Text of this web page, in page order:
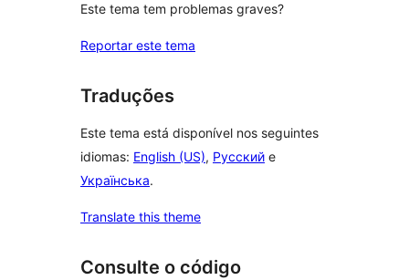
Este tema tem problemas graves?
Reportar este tema
Traduções
Este tema está disponível nos seguintes
idiomas: English (US), Русский e
Українська.
Translate this theme
Consulte o código